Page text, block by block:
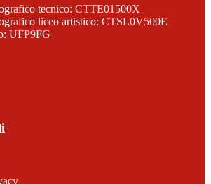
tecnico: CTTE01500X
liceo artistico: CTSL0V500E
UFP9FG